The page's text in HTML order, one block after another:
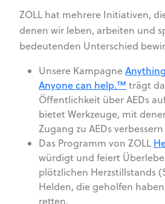
ZOLL hat mehrere Initiativen,
denen wir leben, arbeiten und
bedeutenden Unterschied
Unsere Kampagne
Anyone can help.™ trägt
Öffentlichkeit über AEDs
bietet Werkzeuge, mit
Zugang zu AEDs
Das Programm von ZOLL
würdigt und feiert
plötzlichen Herzstillstands
Helden, die geholfen
retten.